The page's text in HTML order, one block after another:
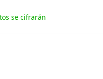
se cifrarán